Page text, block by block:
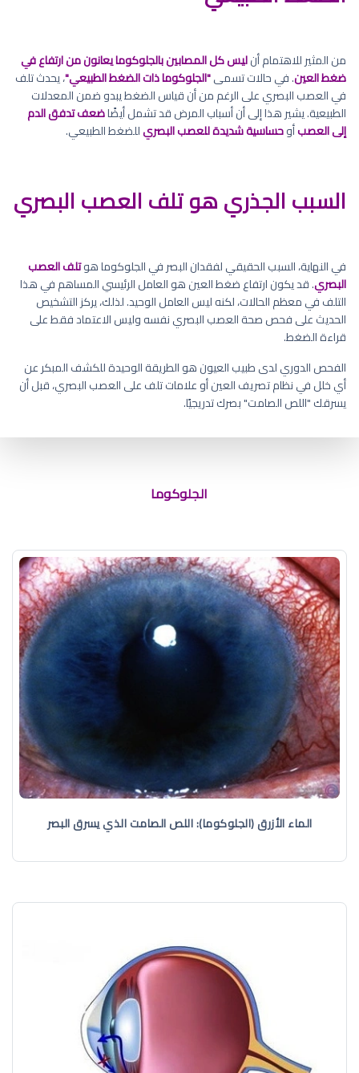
من المثير للاهتمام أنليس كل المصابين بالجلوكوما يعانون من ارتفاع في
ضغط العين. في حالات تسمى"الجلوكوما ذات الضغط الطبيعي"، يحدث تلف
في العصب البصري على الرغم من أن قياس الضغط يبدو ضمن المعدلات
الطبيعية. يشير هذا إلى أن أسباب المرض قد تشمل أيضًاضعف تدفق الدم
إلى العصبأوحساسية شديدة للعصب البصريللضغط الطبيعي.
السبب الجذري هو تلف العصب البصري
في النهاية، السبب الحقيقي لفقدان البصر في الجلوكوما هوتلف العصب
البصري. قد يكون ارتفاع ضغط العين هو العامل الرئيسي المساهم في هذا
التلف في معظم الحالات، لكنه ليس العامل الوحيد. لذلك، يركز التشخيص
الحديث على فحص صحة العصب البصري نفسه وليس الاعتماد فقط على
قراءة الضغط.
الفحص الدوري لدى طبيب العيون هو الطريقة الوحيدة للكشف المبكر عن
أي خلل في نظام تصريف العين أو علامات تلف على العصب البصري، قبل أن
يسرقك "اللص الصامت" بصرك تدريجيًا.
الجلوكوما
الماء الأزرق (الجلوكوما): اللص الصامت الذي يسرق البصر